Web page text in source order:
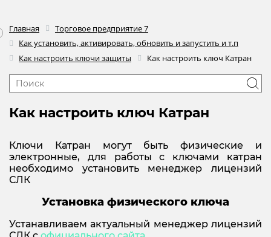
Главная
Торговое предприятие 7
Как установить, активировать, обновить и запустить и т.п
Как настроить ключи защиты
Как настроить ключ Катран
Как настроить ключ Катран
Ключи Катран могут быть физические и
электронные, для работы с ключами катран
необходимо установить менеджер лицензий
СЛК
Установка физического ключа
Устанавливаем актуальный менеджер лицензий